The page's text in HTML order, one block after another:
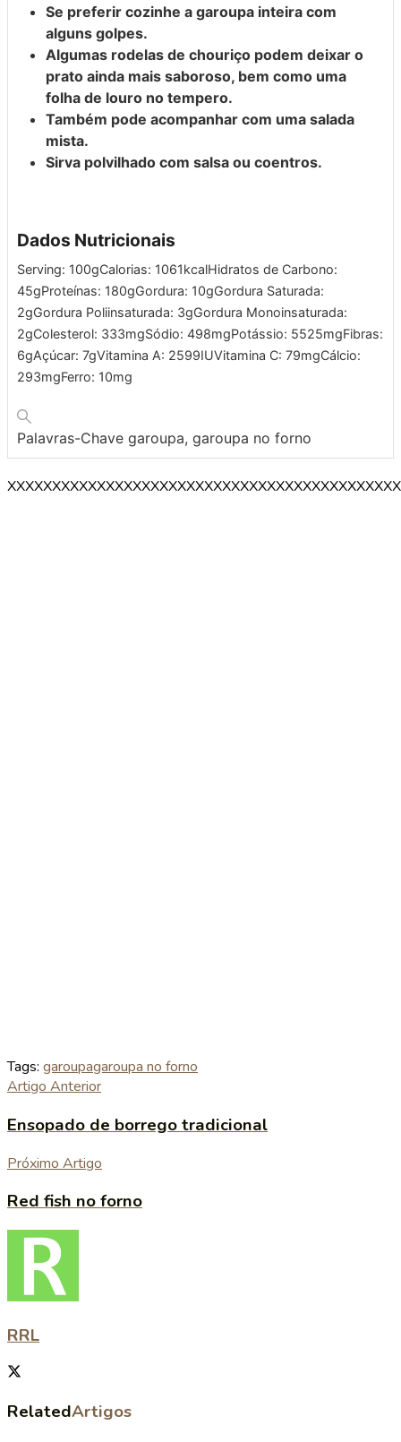
Se preferir cozinhe a garoupa inteira com
alguns golpes.
Algumas rodelas de chouriço podem deixar o
prato ainda mais saboroso, bem como uma
folha de louro no tempero.
Também pode acompanhar com uma salada
mista.
Sirva polvilhado com salsa ou coentros.
Dados Nutricionais
Serving: 100gCalorias: 1061kcalHidratos de Carbono:
45gProteínas: 180gGordura: 10gGordura Saturada:
2gGordura Poliinsaturada: 3gGordura Monoinsaturada:
2gColesterol: 333mgSódio: 498mgPotássio: 5525mgFibras:
6gAçúcar: 7gVitamina A: 2599IUVitamina C: 79mgCálcio:
293mgFerro: 10mg
Palavras-Chave garoupa, garoupa no forno
Tags: garoupagaroupa no forno
Artigo Anterior
Ensopado de borrego tradicional
Próximo Artigo
Red fish no forno
RRL
RelatedArtigos